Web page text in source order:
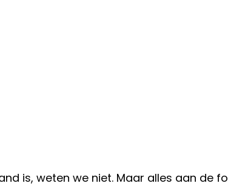
is, weten we niet. Maar alles aan de